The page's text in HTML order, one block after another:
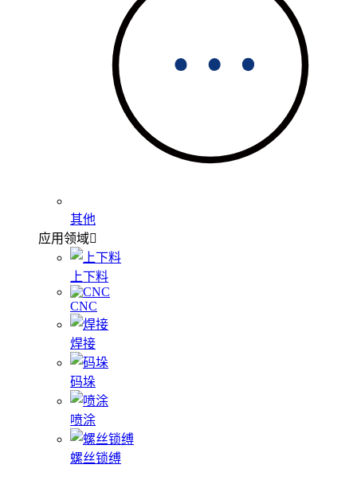
其他
应用领域
上下料
CNC
焊接
码垛
喷涂
螺丝锁缚